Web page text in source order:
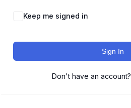
Keep me signed in
Sign In
Don't have an account?